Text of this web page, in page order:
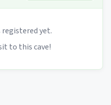
yet.
to this cave!